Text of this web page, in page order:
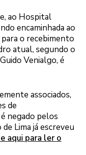
ao Hospital
encaminhada ao
o recebimento
atual, segundo o
Venialgo, é
associados,
de
negado pelos
Lima já escreveu
aqui para ler o